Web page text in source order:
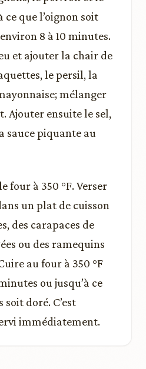
ce que l’oignon soit
8 à 10 minutes.
et ajouter la chair de
le persil, la
mélanger
Ajouter ensuite le sel,
sauce piquante au
four à 350 °F. Verser
un plat de cuisson
des carapaces de
ou des ramequins
au four à 350 °F
ou jusqu’à ce
soit doré. C’est
immédiatement.